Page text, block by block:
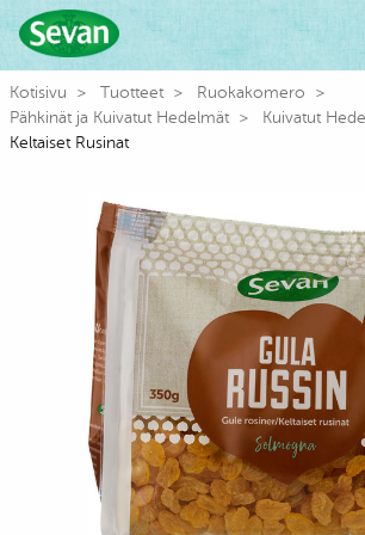
Kotisivu Tuotteet
Ruokakomero
Pähkinät ja Kuivatut Hedelmät
Kuivatut
Keltaiset Rusinat